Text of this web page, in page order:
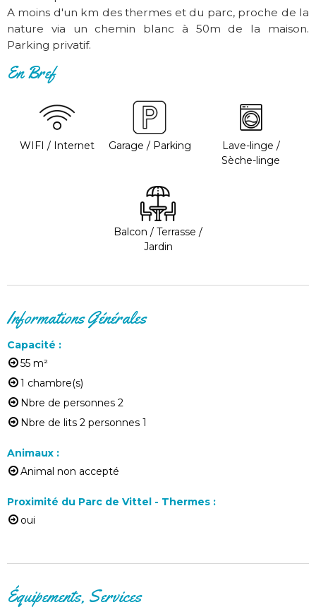
A moins d'un km des thermes et du parc, proche de la
nature via un chemin blanc à 50m de la maison.
Parking privatif.
En Bref
WIFI / Internet Garage / Parking
Lave-linge /
Sèche-linge
Balcon / Terrasse /
Jardin
Informations Générales
Capacité :
55 m²
1 chambre(s)
Nbre de personnes 2
Nbre de lits 2 personnes 1
Animaux :
Animal non accepté
Proximité du Parc de Vittel - Thermes :
oui
Équipements, Services